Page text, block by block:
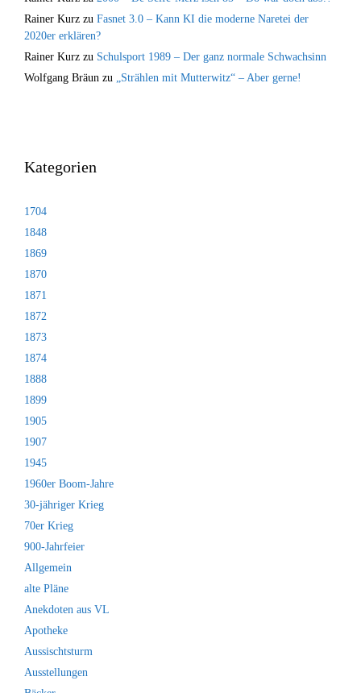
Rainer Kurz zu Fasnet 3.0 – Kann KI die moderne Naretei der
2020er erklären?
Rainer Kurz zu Schulsport 1989 – Der ganz normale Schwachsinn
Wolfgang Bräun zu „Strählen mit Mutterwitz“ – Aber gerne!
Kategorien
1704
1848
1869
1870
1871
1872
1873
1874
1888
1899
1905
1907
1945
1960er Boom-Jahre
30-jähriger Krieg
70er Krieg
900-Jahrfeier
Allgemein
alte Pläne
Anekdoten aus VL
Apotheke
Aussischtsturm
Ausstellungen